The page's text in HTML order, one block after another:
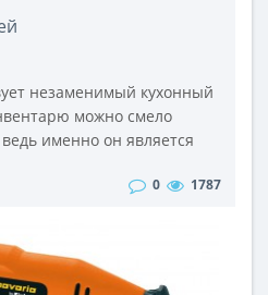
незаменимый кухонный
можно смело
именно он является
без высококачественных
блюда, для
овощей, разделка
качества и характер..
0 1787